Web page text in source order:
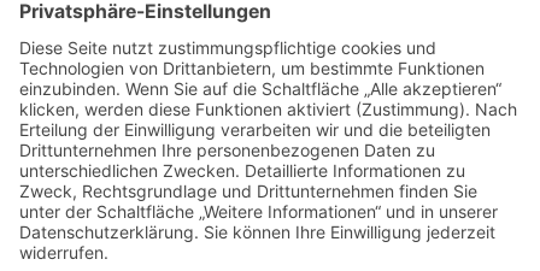
Schlagworte
Datenschutz
Cookie-Einstellungen